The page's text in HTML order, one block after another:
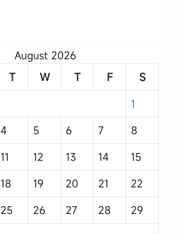
August 2026
T W T F
S
1
4 5 6 7
8
11 12 13 14
15
18 19 20 21
22
25 26 27 28
29